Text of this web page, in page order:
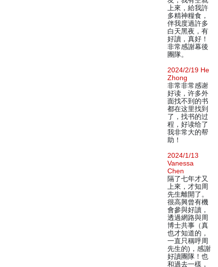
上來，給我許
多精神糧食，
伴我度過許多
白天黑夜，有
好讀，真好！
非常感謝幕後
團隊。
2024/2/19 He
Zhong
非常非常感谢
好读，许多外
面找不到的书
都在这里找到
了，找书的过
程，好读给了
我非常大的帮
助！
2024/1/13
Vanessa
Chen
隔了七年才又
上來，才知周
先生離開了。
很高興曾有機
會參與好讀，
透過網路與周
博士共事（真
也才知道的，
一直只稱呼周
先生的)，感謝
好讀團隊！也
和過去一樣，